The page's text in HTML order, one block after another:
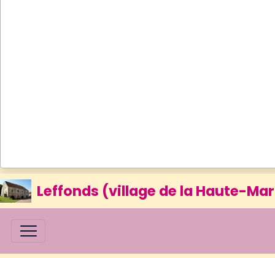
Leffonds (village de la Haute-